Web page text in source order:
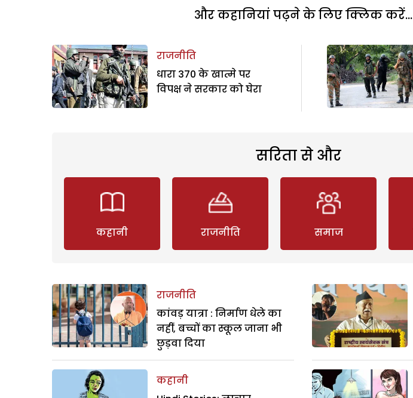
और कहानियां पढ़ने के लिए क्लिक करें...
राजनीति
धारा 370 के खात्मे पर
विपक्ष ने सरकार को घेरा
सरिता से और
कहानी राजनीति समाज
राजनीति
कांवड़ यात्रा : निर्माण धेले का
नहीं, बच्चों का स्कूल जाना भी
छुड़वा दिया
कहानी